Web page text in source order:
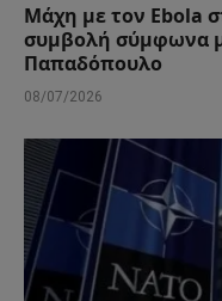
Μάχη με τον Ebola
συμβολή σύμφωνα
Παπαδόπουλο
08/07/2026